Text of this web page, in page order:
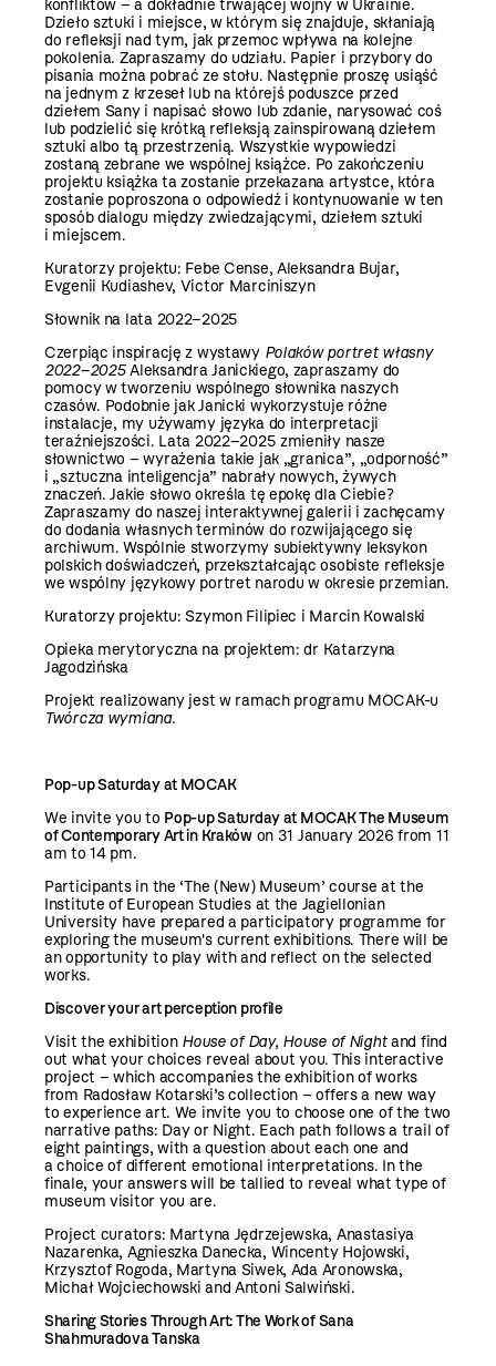
konfliktów – a dokładnie trwającej wojny w Ukrainie.
Dzieło sztuki i miejsce, w którym się znajduje, skłaniają
do refleksji nad tym, jak przemoc wpływa na kolejne
pokolenia. Zapraszamy do udziału. Papier i przybory do
pisania można pobrać ze stołu. Następnie proszę usiąść
na jednym z krzeseł lub na którejś poduszce przed
dziełem Sany i napisać słowo lub zdanie, narysować coś
lub podzielić się krótką refleksją zainspirowaną dziełem
sztuki albo tą przestrzenią. Wszystkie wypowiedzi
zostaną zebrane we wspólnej książce. Po zakończeniu
projektu książka ta zostanie przekazana artystce, która
zostanie poproszona o odpowiedź i kontynuowanie w ten
sposób dialogu między zwiedzającymi, dziełem sztuki
i miejscem.
Kuratorzy projektu: Febe Cense, Aleksandra Bujar,
Evgenii Kudiashev, Victor Marciniszyn
Słownik na lata 2022–2025
Czerpiąc inspirację z wystawy Polaków portret własny
2022–2025Aleksandra Janickiego, zapraszamy do
pomocy w tworzeniu wspólnego słownika naszych
czasów. Podobnie jak Janicki wykorzystuje różne
instalacje, my używamy języka do interpretacji
teraźniejszości. Lata 2022–2025 zmieniły nasze
słownictwo – wyrażenia takie jak „granica”, „odporność”
i „sztuczna inteligencja” nabrały nowych, żywych
znaczeń. Jakie słowo określa tę epokę dla Ciebie?
Zapraszamy do naszej interaktywnej galerii i zachęcamy
do dodania własnych terminów do rozwijającego się
archiwum. Wspólnie stworzymy subiektywny leksykon
polskich doświadczeń, przekształcając osobiste refleksje
we wspólny językowy portret narodu w okresie przemian.
Kuratorzy projektu: Szymon Filipiec i Marcin Kowalski
Opieka merytoryczna na projektem: dr Katarzyna
Jagodzińska
Projekt realizowany jest w ramach programu MOCAK-u
Twórcza wymiana.
Pop-up Saturday at MOCAK
We invite you to Pop-up Saturday at MOCAK The Museum
of Contemporary Art in Krakówon 31 January 2026 from 11
am to 14 pm.
Participants in the ‘The (New) Museum’ course at the
Institute of European Studies at the Jagiellonian
University have prepared a participatory programme for
exploring the museum's current exhibitions. There will be
an opportunity to play with and reflect on the selected
works.
Discover your art perception profile
Visit the exhibition House of Day, House of Nightand find
out what your choices reveal about you. This interactive
project – which accompanies the exhibition of works
from Radosław Kotarski’s collection – offers a new way
to experience art. We invite you to choose one of the two
narrative paths: Day or Night. Each path follows a trail of
eight paintings, with a question about each one and
a choice of different emotional interpretations. In the
finale, your answers will be tallied to reveal what type of
museum visitor you are.
Project curators: Martyna Jędrzejewska, Anastasiya
Nazarenka, Agnieszka Danecka, Wincenty Hojowski,
Krzysztof Rogoda, Martyna Siwek, Ada Aronowska,
Michał Wojciechowski and Antoni Salwiński.
Sharing Stories Through Art: The Work of Sana
Shahmuradova Tanska